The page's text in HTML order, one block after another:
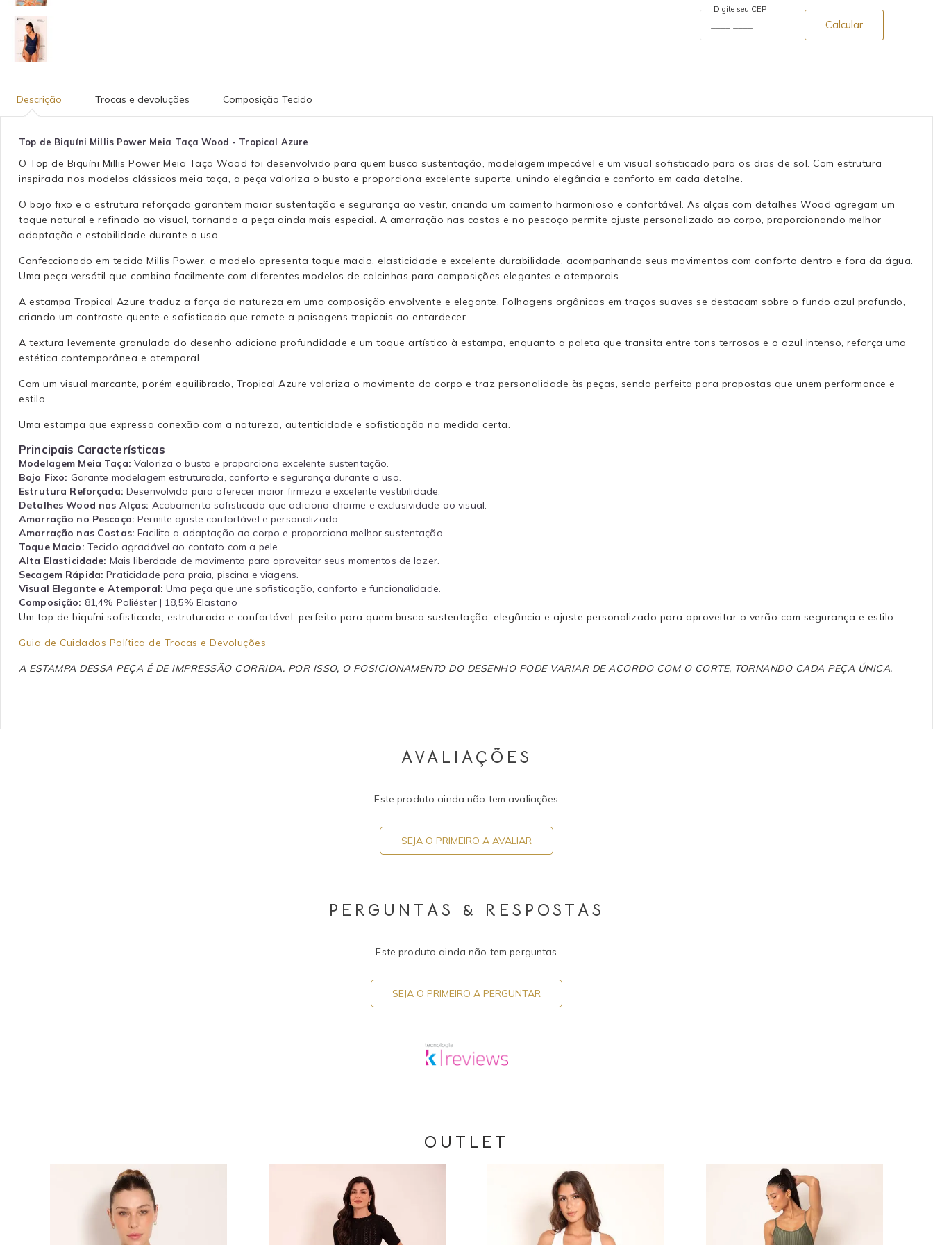
Digite seu CEP
Calcular
Descrição Trocas e devoluções Composição Tecido
Top de Biquíni Millis Power Meia Taça Wood - Tropical Azure
O Top de Biquíni Millis Power Meia Taça Wood foi desenvolvido para quem busca sustentação, modelagem impecável e um visual sofisticado para os dias de sol. Com estrutura
inspirada nos modelos clássicos meia taça, a peça valoriza o busto e proporciona excelente suporte, unindo elegância e conforto em cada detalhe.
O bojo fixo e a estrutura reforçada garantem maior sustentação e segurança ao vestir, criando um caimento harmonioso e confortável. As alças com detalhes Wood agregam um
toque natural e refinado ao visual, tornando a peça ainda mais especial. A amarração nas costas e no pescoço permite ajuste personalizado ao corpo, proporcionando melhor
adaptação e estabilidade durante o uso.
Confeccionado em tecido Millis Power, o modelo apresenta toque macio, elasticidade e excelente durabilidade, acompanhando seus movimentos com conforto dentro e fora da água.
Uma peça versátil que combina facilmente com diferentes modelos de calcinhas para composições elegantes e atemporais.
A estampa Tropical Azure traduz a força da natureza em uma composição envolvente e elegante. Folhagens orgânicas em traços suaves se destacam sobre o fundo azul profundo,
criando um contraste quente e sofisticado que remete a paisagens tropicais ao entardecer.
A textura levemente granulada do desenho adiciona profundidade e um toque artístico à estampa, enquanto a paleta que transita entre tons terrosos e o azul intenso, reforça uma
estética contemporânea e atemporal.
Com um visual marcante, porém equilibrado, Tropical Azure valoriza o movimento do corpo e traz personalidade às peças, sendo perfeita para propostas que unem performance e
estilo.
Uma estampa que expressa conexão com a natureza, autenticidade e sofisticação na medida certa.
Principais Características
Modelagem Meia Taça: Valoriza o busto e proporciona excelente sustentação.
Bojo Fixo: Garante modelagem estruturada, conforto e segurança durante o uso.
Estrutura Reforçada: Desenvolvida para oferecer maior firmeza e excelente vestibilidade.
Detalhes Wood nas Alças: Acabamento sofisticado que adiciona charme e exclusividade ao visual.
Amarração no Pescoço: Permite ajuste confortável e personalizado.
Amarração nas Costas: Facilita a adaptação ao corpo e proporciona melhor sustentação.
Toque Macio: Tecido agradável ao contato com a pele.
Alta Elasticidade: Mais liberdade de movimento para aproveitar seus momentos de lazer.
Secagem Rápida: Praticidade para praia, piscina e viagens.
Visual Elegante e Atemporal: Uma peça que une sofisticação, conforto e funcionalidade.
Composição: 81,4% Poliéster | 18,5% Elastano
Um top de biquíni sofisticado, estruturado e confortável, perfeito para quem busca sustentação, elegância e ajuste personalizado para aproveitar o verão com segurança e estilo.
Guia de Cuidados Política de Trocas e Devoluções
A ESTAMPA DESSA PEÇA É DE IMPRESSÃO CORRIDA. POR ISSO, O POSICIONAMENTO DO DESENHO PODE VARIAR DE ACORDO COM O CORTE, TORNANDO CADA PEÇA ÚNICA.
AVALIAÇÕES
Este produto ainda não tem avaliações
SEJA O PRIMEIRO A AVALIAR
PERGUNTAS & RESPOSTAS
Este produto ainda não tem perguntas
SEJA O PRIMEIRO A PERGUNTAR
OUTLET